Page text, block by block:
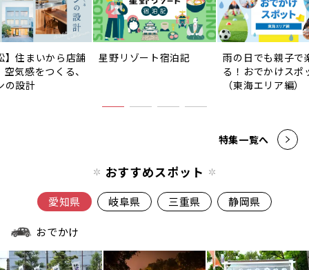
】住まいから店舗
空気感をつくる、
の設計
星野リゾート宿泊記
雨の日でも親子で
る！おでかけスポ
（東海エリア編）
特集一覧へ
おすすめスポット
愛知県 岐阜県 三重県 静岡県
おでかけ